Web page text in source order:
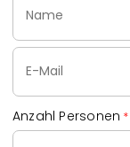
Name
Email
Anzahl Personen